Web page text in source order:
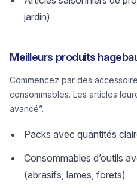
jardin)
Meilleurs produits
Commencez par des
consommables. Les articles
avancé”.
Packs avec quantités
Consommables d’outils
(abrasifs, lames, forets)